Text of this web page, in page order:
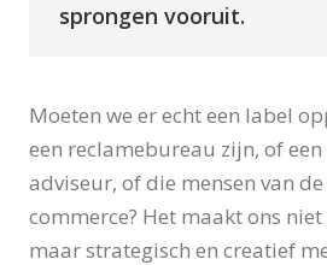
sprongen vooruit.
Moeten we er echt een label
een reclamebureau zijn, of
adviseur, of die mensen van
commerce? Het maakt ons
maar strategisch en creatief